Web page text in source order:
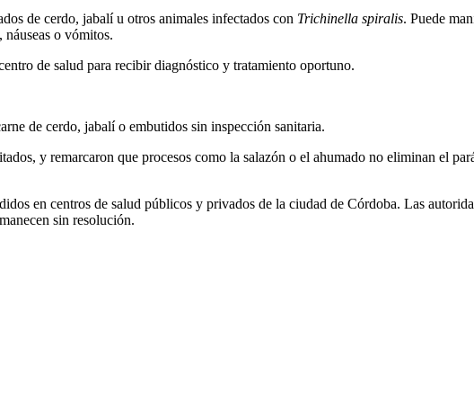
de cerdo, jabalí u otros animales infectados con Trichinella spiralis. Puede
o vómitos.
de salud para recibir diagnóstico y tratamiento oportuno.
de cerdo, jabalí o embutidos sin inspección sanitaria.
y remarcaron que procesos como la salazón o el ahumado no eliminan el
en centros de salud públicos y privados de la ciudad de Córdoba. Las
sin resolución.